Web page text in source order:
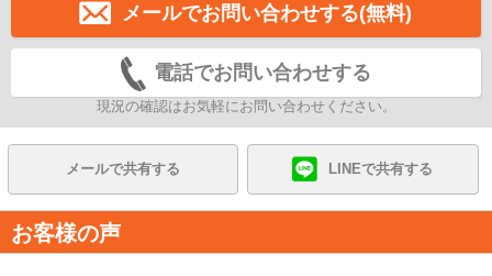
メールでお問い合わせする(無料)
電話でお問い合わせする
現況の確認はお気軽にお問い合わせください。
メールで共有する LINEで共有する
お客様の声